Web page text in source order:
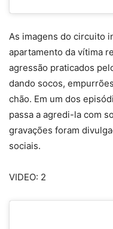
As imagens do circuito
apartamento da vítima
agressão praticados
dando socos,
chão. Em um dos
passa a agredi-la com
gravações foram
sociais.
VIDEO: 2